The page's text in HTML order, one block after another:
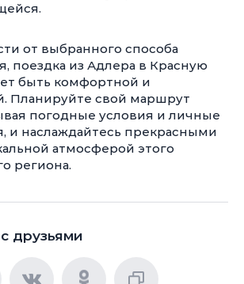
от выбранного способа
поездка из Адлера в Красную
быть комфортной и
Планируйте свой маршрут
погодные условия и личные
и наслаждайтесь прекрасными
атмосферой этого
региона.
друзьями